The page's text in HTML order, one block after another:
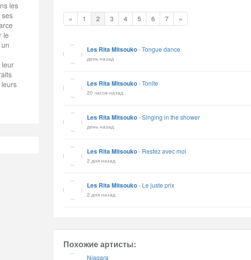
les
ses
le
leur
« 1 2 3 4 5 6 7 »
Les Rita Mitsouko-Tongue dance
день назад
Les Rita Mitsouko-Tonite
20 часов назад
Les Rita Mitsouko-Singing in the shower
день назад
Les Rita Mitsouko- Restez avec moi
2 дня назад
Les Rita Mitsouko- Le juste prix
2 дня назад
Похожие артисты:
Niagara